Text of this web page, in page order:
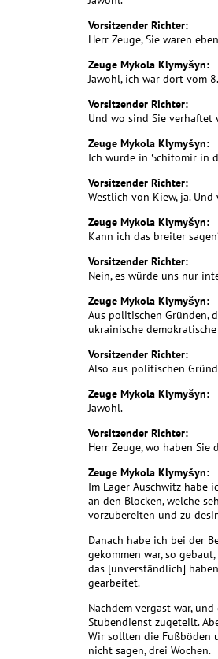
Vorsitzender Richter:
Herr Zeuge, Sie waren
Zeuge Mykola Klymyšyn:
Jawohl, ich war dort vom
Vorsitzender Richter:
Und wo sind Sie verhaftet
Zeuge Mykola Klymyšyn:
Ich wurde in Schitomir in
Vorsitzender Richter:
Westlich von Kiew, ja.
Zeuge Mykola Klymyšyn:
Kann ich das breiter
Vorsitzender Richter:
Nein, es würde uns nur
Zeuge Mykola Klymyšyn:
Aus politischen Gründen,
ukrainische
Vorsitzender Richter:
Also aus politischen
Zeuge Mykola Klymyšyn:
Jawohl.
Vorsitzender Richter:
Herr Zeuge, wo haben
Zeuge Mykola Klymyšyn:
Im Lager Auschwitz habe
an den Blöcken, welche
vorzubereiten und zu
Danach habe ich bei der
gekommen war, so
das [unverständlich]
gearbeitet.
Nachdem vergast war,
Stubendienst zugeteilt.
Wir sollten die Fußböden
nicht sagen, drei Wochen.